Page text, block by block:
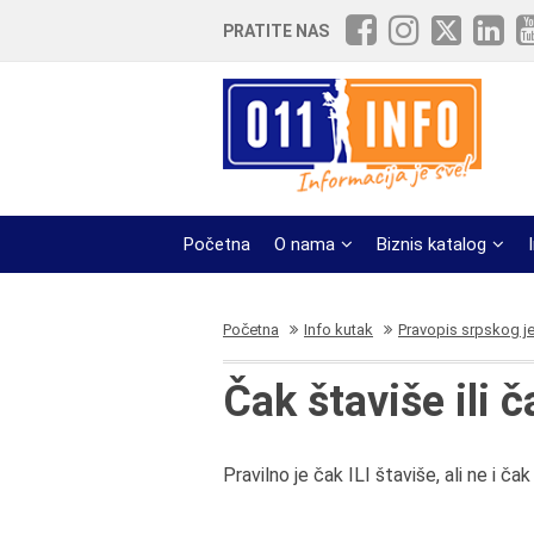
PRATITE NAS
Početna O nama Biznis katalog
Početna Info kutak Pravopis srpskog
Čak štaviše ili
Pravilno je čak ILI štaviše, ali ne i